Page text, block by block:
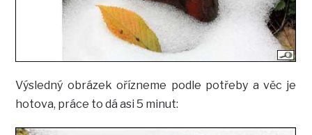
Výsledný obrázek ořízneme podle potřeby a věc je
hotova, práce to dá asi 5 minut: